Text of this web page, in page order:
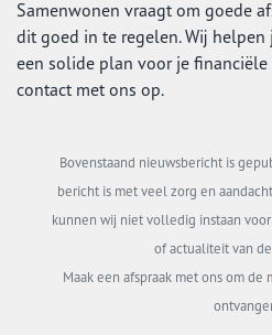
Samenwonen vraagt om goede
dit goed in te regelen. Wij
een solide plan voor je financiële
contact met ons op.
Bovenstaand nieuwsbericht is
bericht is met veel zorg en
kunnen wij niet volledig instaan
of actualiteit van
Maak een afspraak met ons om